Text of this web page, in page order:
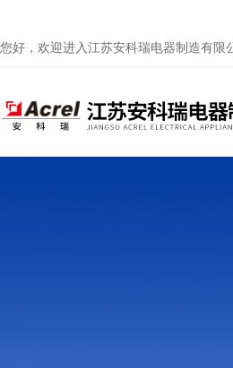
您好，欢迎进入江苏安科瑞电器制造有限